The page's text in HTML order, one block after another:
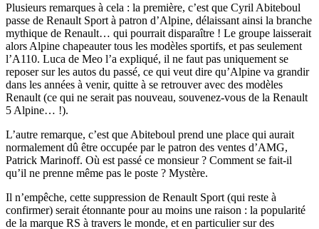
Plusieurs remarques à cela : la première, c’est que Cyril Abiteboul
passe de Renault Sport à patron d’Alpine, délaissant ainsi la branche
mythique de Renault… qui pourrait disparaître ! Le groupe laisserait
alors Alpine chapeauter tous les modèles sportifs, et pas seulement
l’A110. Luca de Meo l’a expliqué, il ne faut pas uniquement se
reposer sur les autos du passé, ce qui veut dire qu’Alpine va grandir
dans les années à venir, quitte à se retrouver avec des modèles
Renault (ce qui ne serait pas nouveau, souvenez-vous de la Renault
5 Alpine… !).
L’autre remarque, c’est que Abiteboul prend une place qui aurait
normalement dû être occupée par le patron des ventes d’AMG,
Patrick Marinoff. Où est passé ce monsieur ? Comment se fait-il
qu’il ne prenne même pas le poste ? Mystère.
Il n’empêche, cette suppression de Renault Sport (qui reste à
confirmer) serait étonnante pour au moins une raison : la popularité
de la marque RS à travers le monde, et en particulier sur des